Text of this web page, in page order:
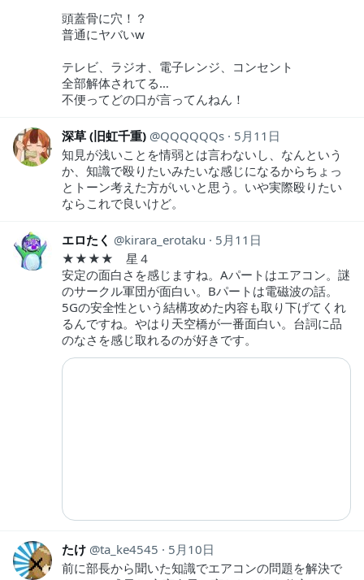
頭蓋骨に穴！？
普通にヤバいw
テレビ、ラジオ、電子レンジ、コンセント
全部解体されてる…
不便ってどの口が言ってんねん！
深草 (旧虹千重) QQQQQQs
5月11日
知見が浅いことを情弱とは言わないし、なんという
か、知識で殴りたいみたいな感じになるからちょっ
とトーン考えた方がいいと思う。いや実際殴りたい
ならこれで良いけど。
エロたく kirara_erotaku
5月11日
★★★★ 星４
安定の面白さを感じますね。Aパートはエアコン。謎
のサークル軍団が面白い。Bパートは電磁波の話。
5Gの安全性という結構攻めた内容も取り下げてくれ
るんですね。やはり天空橋が一番面白い。台詞に品
のなさを感じ取れるのが好きです。
たけ ta_ke4545
5月10日
前に部長から聞いた知識でエアコンの問題を解決で